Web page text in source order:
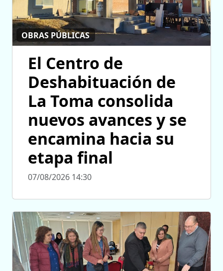
OBRAS PÚBLICAS
El Centro de
Deshabituación de
La Toma consolida
nuevos avances y se
encamina hacia su
etapa final
07/08/2026 14:30